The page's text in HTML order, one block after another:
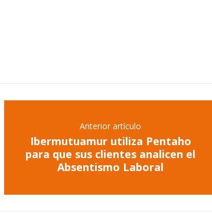
Anterior artículo
Ibermutuamur utiliza Pentaho
para que sus clientes analicen el
Absentismo Laboral